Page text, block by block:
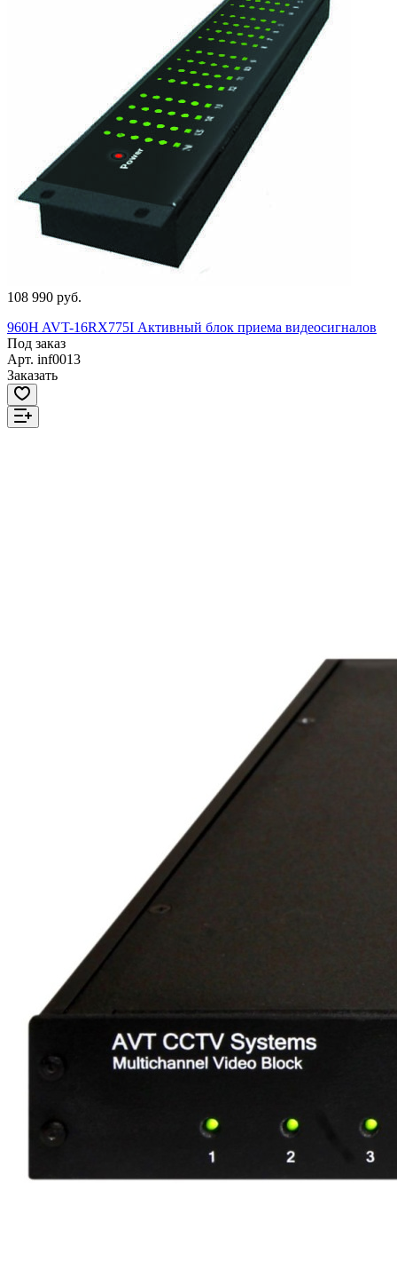
108 990 руб.
960H AVT-16RX775I Активный блок приема видеосигналов
Под заказ
Арт. inf0013
Заказать